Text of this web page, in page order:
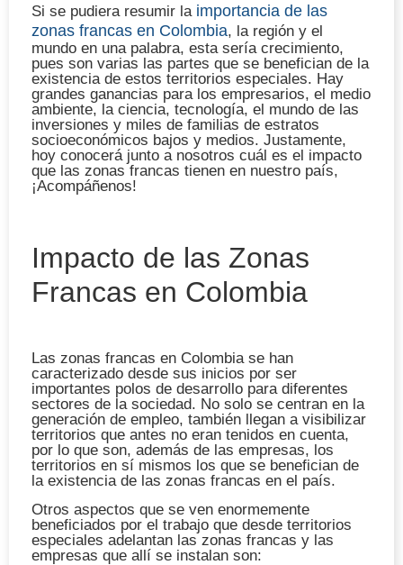
Si se pudiera resumir la importancia de las
zonas francas en Colombia, la región y el
mundo en una palabra, esta sería crecimiento,
pues son varias las partes que se benefician de la
existencia de estos territorios especiales. Hay
grandes ganancias para los empresarios, el medio
ambiente, la ciencia, tecnología, el mundo de las
inversiones y miles de familias de estratos
socioeconómicos bajos y medios. Justamente,
hoy conocerá junto a nosotros cuál es el impacto
que las zonas francas tienen en nuestro país,
¡Acompáñenos!
Impacto de las Zonas
Francas en Colombia
Las zonas francas en Colombia se han
caracterizado desde sus inicios por ser
importantes polos de desarrollo para diferentes
sectores de la sociedad. No solo se centran en la
generación de empleo, también llegan a visibilizar
territorios que antes no eran tenidos en cuenta,
por lo que son, además de las empresas, los
territorios en sí mismos los que se benefician de
la existencia de las zonas francas en el país.
Otros aspectos que se ven enormemente
beneficiados por el trabajo que desde territorios
especiales adelantan las zonas francas y las
empresas que allí se instalan son: